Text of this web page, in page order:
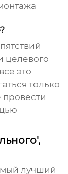
целевого
это
только
провести
лучший